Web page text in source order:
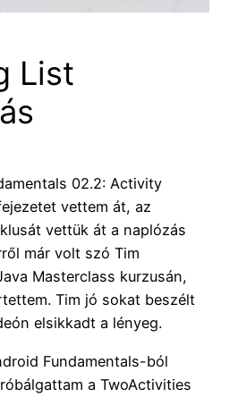
List
02.2: Activity
vettem át, az
vettük át a naplózás
már volt szó Tim
Masterclass kurzusán,
Tim jó sokat beszélt
elsikkadt a lényeg.
Fundamentals-ból
a TwoActivities